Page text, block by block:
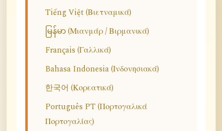
Tiếng Việt (Βιετναμικά)
မြန်မာ (Μιανμάρ / Βιρμανικά)
Français (Γαλλικά)
Bahasa Indonesia (Ινδονησιακά)
한국어 (Κορεατικά)
Português PT (Πορτογαλικά
Πορτογαλίας)